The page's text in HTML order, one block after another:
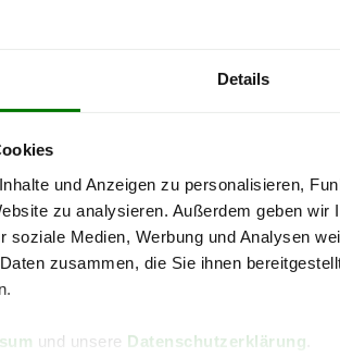
Details
und Anzeigen zu personalisieren,
zu analysieren. Außerdem geben
soziale Medien, Werbung und Analysen
zusammen, die Sie ihnen
und unsere Datenschutzerklärung
kostenlose